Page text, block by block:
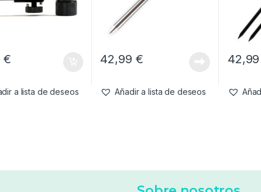
€
a lista de deseos
42,99 €
Añadir a lista de deseos